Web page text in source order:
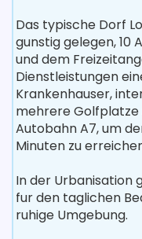
Das typische Dorf
gunstig gelegen, 10
und dem
Dienstleistungen
Krankenhauser,
mehrere Golfplatze
Autobahn A7, um
Minuten zu
In der Urbanisation
fur den taglichen
ruhige Umgebung.